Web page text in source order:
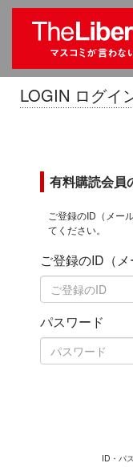
LOGIN ログイ
有料購読会員
ご登録のID（メー
てください。
ご登録のID（メ
パスワード
ID・パ